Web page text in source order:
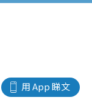
用 App 睇文